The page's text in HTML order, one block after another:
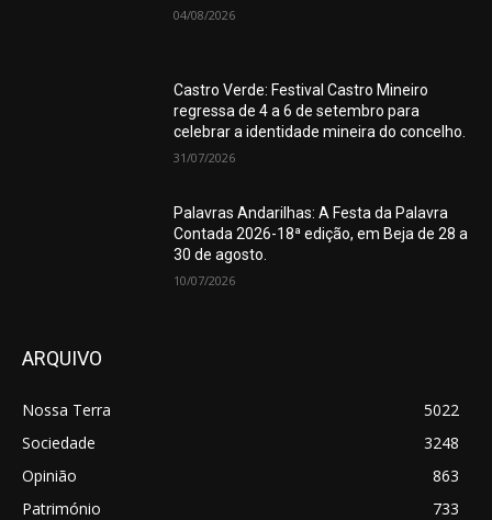
04/08/2026
Castro Verde: Festival Castro Mineiro
regressa de 4 a 6 de setembro para
celebrar a identidade mineira do concelho.
31/07/2026
Palavras Andarilhas: A Festa da Palavra
Contada 2026-18ª edição, em Beja de 28 a
30 de agosto.
10/07/2026
ARQUIVO
Nossa Terra
5022
Sociedade
3248
Opinião
863
Património
733